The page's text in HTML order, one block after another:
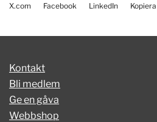
X.com Facebook LinkedIn
Kontakt
Bli medlem
Ge en gåva
Webbshop